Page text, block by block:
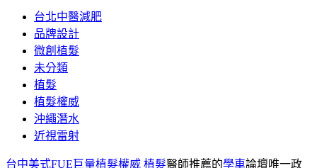
台北中醫減肥
品牌設計
微創植髮
未分類
植髮
植髮權威
沖繩潛水
近視雷射
台中美式FUE巨量植髮權威 植髮醫師推薦的學車論壇唯一政